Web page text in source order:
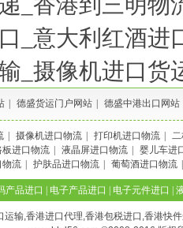
_意大利红酒进
_摄像机进口货
德盛货运门户网站 德盛中港出口网站
摄像机进口物流 打印机进口物流
板进口物流 液晶屏进口物流
婴儿车进
物流 护肤品进口物流 葡萄酒进口物流
产品进口 电子产品进口 电子元件进口
运输,香港进口代理,香港包税进口,香港